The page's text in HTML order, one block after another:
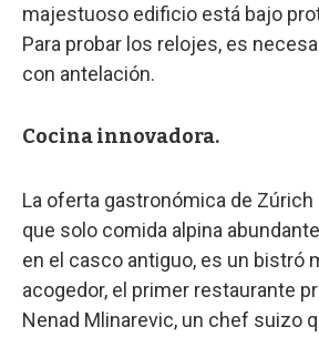
majestuoso edificio está bajo
Para probar los relojes, es
con antelación.
Cocina innovadora.
La oferta gastronómica de
que solo comida alpina
en el casco antiguo, es un bistró
acogedor, el primer restaurante
Nenad Mlinarevic, un chef suizo